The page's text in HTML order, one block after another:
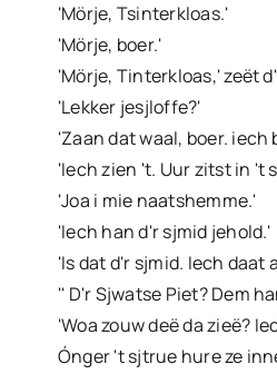
'Mörje, Tsinterkloas.'
'Mörje, boer.'
'Mörje, Tinterkloas,' zeët
'Lekker jesjloffe?'
'Zaan dat waal, boer. iech
'Iech zien 't. Uur zitst in 't
'Joa i mie naatshemme.'
'Iech han d'r sjmid jehold.'
'Is dat d'r sjmid. Iech daat
'' D'r Sjwatse Piet? Dem
'Woa zouw deë da zieë?
Ónger 't sjtrue hure ze